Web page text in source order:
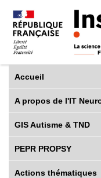
Accueil
A propos de l'IT
GIS Autisme & TND
PEPR PROPSY
Actions thématiques